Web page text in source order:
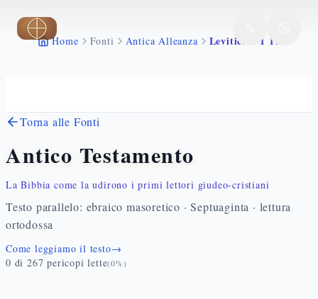
Vai al contenuto principale
Home Fonti Antica Alleanza Levitico 1 1 17
Torna alle Fonti
Antico Testamento
La Bibbia come la udirono i primi lettori giudeo-cristiani
Testo parallelo: ebraico masoretico · Septuaginta · lettura
ortodossa
Come leggiamo il testo→
0 di 267 pericopi lette(0%)